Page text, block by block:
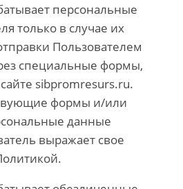
персональные
только в случае их
Пользователем
специальные формы,
sibpromresurs.ru.
формы и/или
данные
выражает свое